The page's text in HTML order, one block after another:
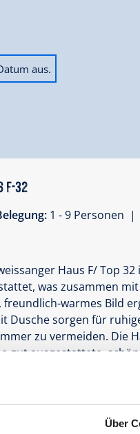
Über
aus.
F-32
1 - 9 Personen |
Haus F/ Top
was zusammen
warmes Bild
Dusche sorgen für
zu vermeiden. Die
gut ausgestattete,
für